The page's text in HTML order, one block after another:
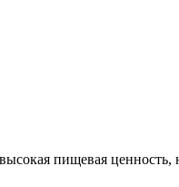
пищевая ценность,